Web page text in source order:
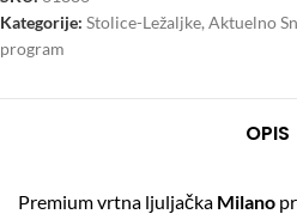
Kategorije: Stolice-Ležaljke, Aktuelno
program
OPIS
Premium vrtna ljuljačka Milano